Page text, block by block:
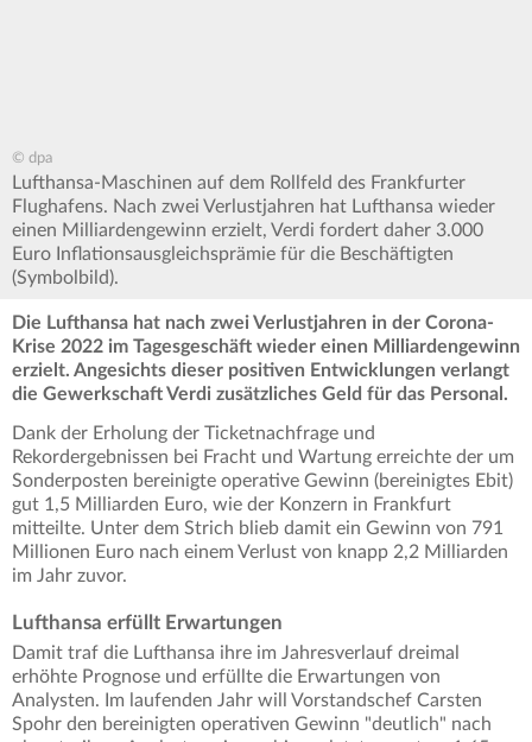
© dpa
Lufthansa-Maschinen auf dem Rollfeld des Frankfurter
Flughafens. Nach zwei Verlustjahren hat Lufthansa wieder
einen Milliardengewinn erzielt, Verdi fordert daher 3.000
Euro Inflationsausgleichsprämie für die Beschäftigten
(Symbolbild).
Die Lufthansa hat nach zwei Verlustjahren in der Corona-
Krise 2022 im Tagesgeschäft wieder einen Milliardengewinn
erzielt. Angesichts dieser positiven Entwicklungen verlangt
die Gewerkschaft Verdi zusätzliches Geld für das Personal.
Dank der Erholung der Ticketnachfrage und
Rekordergebnissen bei Fracht und Wartung erreichte der um
Sonderposten bereinigte operative Gewinn (bereinigtes Ebit)
gut 1,5 Milliarden Euro, wie der Konzern in Frankfurt
mitteilte. Unter dem Strich blieb damit ein Gewinn von 791
Millionen Euro nach einem Verlust von knapp 2,2 Milliarden
im Jahr zuvor.
Lufthansa erfüllt Erwartungen
Damit traf die Lufthansa ihre im Jahresverlauf dreimal
erhöhte Prognose und erfüllte die Erwartungen von
Analysten. Im laufenden Jahr will Vorstandschef Carsten
Spohr den bereinigten operativen Gewinn "deutlich" nach